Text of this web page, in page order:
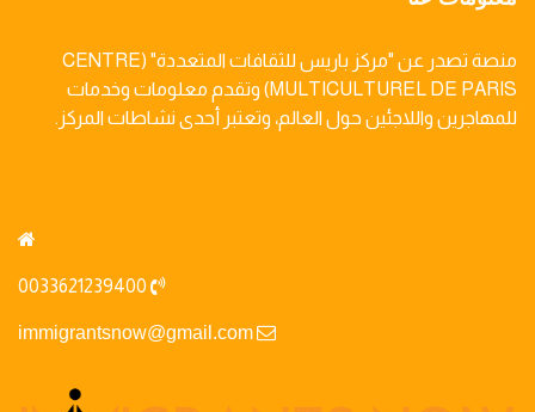
منصة تصدر عن "مركز باريس للثقافات المتعددة" (CENTRE
MULTICULTUREL DE PARIS) وتقدم معلومات وخدمات
للمهاجرين واللاجئين حول العالم، وتعتبر أحدى نشاطات المركز.
immigrantsnow@gmail.com